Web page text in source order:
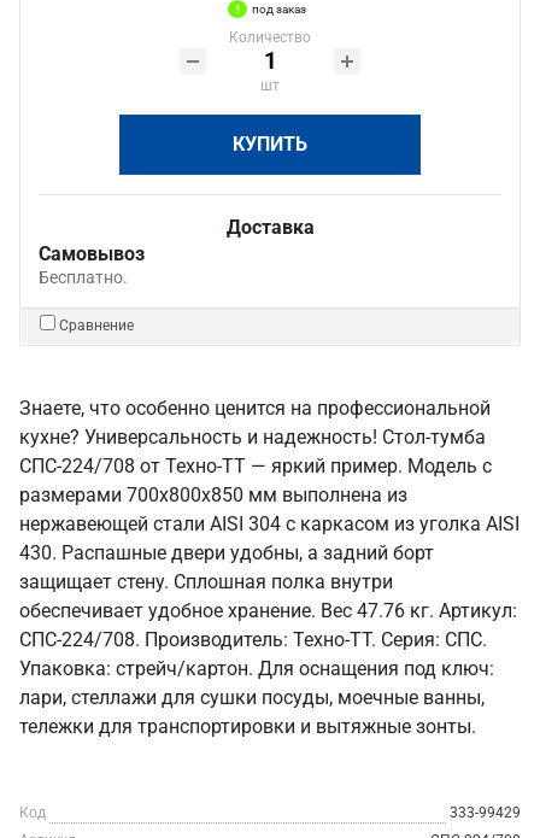
под заказ
Количество
шт
КУПИТЬ
Доставка
Самовывоз
Бесплатно.
Сравнение
Знаете, что особенно ценится на профессиональной
кухне? Универсальность и надежность! Стол-тумба
СПС-224/708 от Техно-ТТ — яркий пример. Модель с
размерами 700x800x850 мм выполнена из
нержавеющей стали AISI 304 с каркасом из уголка AISI
430. Распашные двери удобны, а задний борт
защищает стену. Сплошная полка внутри
обеспечивает удобное хранение. Вес 47.76 кг. Артикул:
СПС-224/708. Производитель: Техно-ТТ. Серия: СПС.
Упаковка: стрейч/картон. Для оснащения под ключ:
лари, стеллажи для сушки посуды, моечные ванны,
тележки для транспортировки и вытяжные зонты.
Код
333-99429